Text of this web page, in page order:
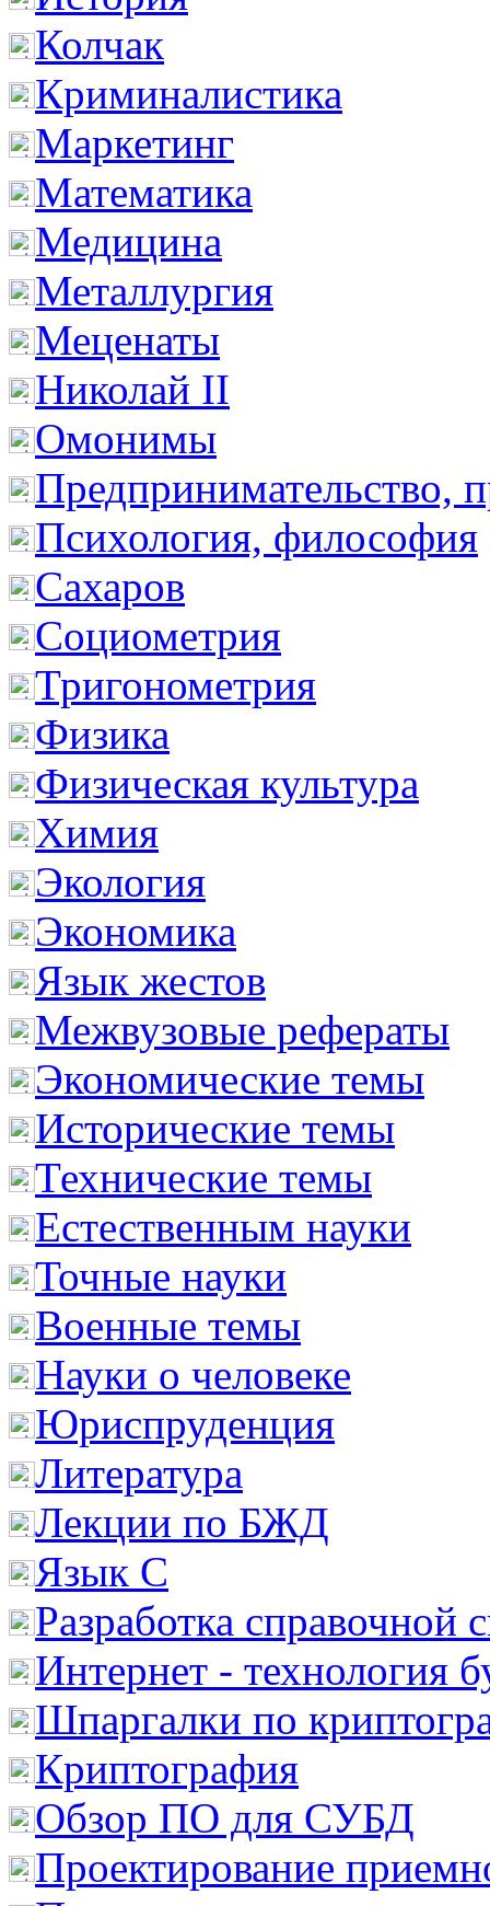
Колчак
Криминалистика
Маркетинг
Математика
Медицина
Металлургия
Меценаты
Николай II
Омонимы
Предпринимательство,
Психология, философия
Сахаров
Социометрия
Тригонометрия
Физика
Физическая культура
Химия
Экология
Экономика
Язык жестов
Межвузовые рефераты
Экономические темы
Исторические темы
Технические темы
Естественным науки
Точные науки
Военные темы
Науки о человеке
Юриспруденция
Литература
Лекции по БЖД
Язык С
Разработка справочной
Интернет - технология
Шпаргалки по
Криптография
Обзор ПО для СУБД
Проектирование